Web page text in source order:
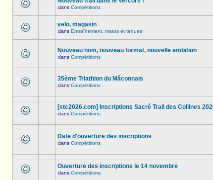
dans Compétitions
velo, magasin
dans Entraînement, matos et tenues
Nouveau nom, nouveau format, nouvelle ambition
dans Compétitions
35ème Triathlon du Mâconnais
dans Compétitions
[stc2026.com] Inscriptions Sacré Trail des Collines
dans Compétitions
Date d'ouverture des inscriptions
dans Compétitions
Ouverture des inscriptions le 14 novembre
dans Compétitions